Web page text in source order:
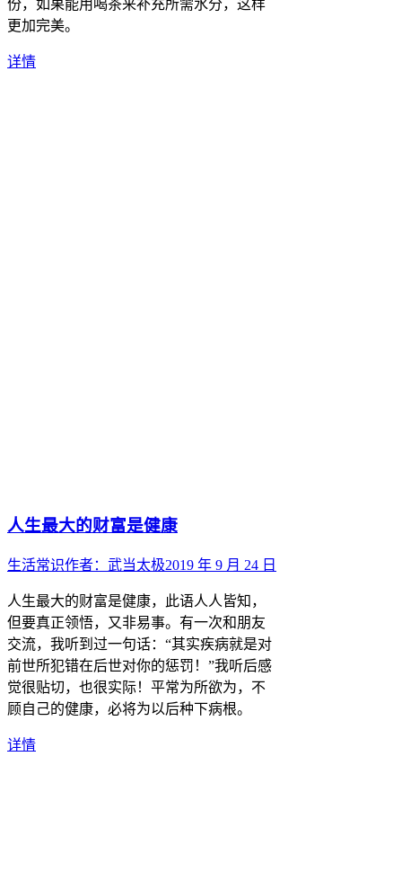
份，如果能用喝茶来补充所需水分，这样
更加完美。
详情
人生最大的财富是健康
生活常识作者： 武当太极2019 年 9 月 24 日
人生最大的财富是健康，此语人人皆知，
但要真正领悟，又非易事。有一次和朋友
交流，我听到过一句话：“其实疾病就是对
前世所犯错在后世对你的惩罚！”我听后感
觉很贴切，也很实际！平常为所欲为，不
顾自己的健康，必将为以后种下病根。
详情